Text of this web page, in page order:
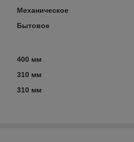
Механическое
Бытовое
400 мм
310 мм
310 мм